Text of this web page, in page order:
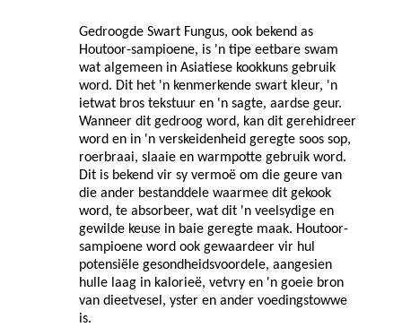
Gedroogde Swart Fungus, ook bekend as
Houtoor-sampioene, is 'n tipe eetbare swam
wat algemeen in Asiatiese kookkuns gebruik
word. Dit het 'n kenmerkende swart kleur, 'n
ietwat bros tekstuur en 'n sagte, aardse geur.
Wanneer dit gedroog word, kan dit gerehidreer
word en in 'n verskeidenheid geregte soos sop,
roerbraai, slaaie en warmpotte gebruik word.
Dit is bekend vir sy vermoë om die geure van
die ander bestanddele waarmee dit gekook
word, te absorbeer, wat dit 'n veelsydige en
gewilde keuse in baie geregte maak. Houtoor-
sampioene word ook gewaardeer vir hul
potensiële gesondheidsvoordele, aangesien
hulle laag in kalorieë, vetvry en 'n goeie bron
van dieetvesel, yster en ander voedingstowwe
is.